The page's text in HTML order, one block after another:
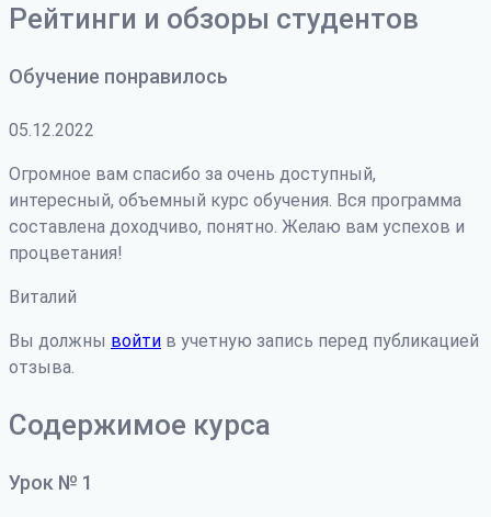
Рейтинги и обзоры студентов
Обучение понравилось
05.12.2022
Огромное вам спасибо за очень доступный,
интересный, объемный курс обучения. Вся программа
составлена доходчиво, понятно. Желаю вам успехов и
процветания!
Виталий
Вы должны войти в учетную запись перед публикацией
отзыва.
Содержимое курса
Урок № 1